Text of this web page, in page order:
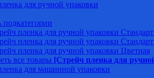
для ручной упаковки
подкатегории
пленка для ручной упаковки
пленка для ручной упаковки
пленка для ручной упаковки Цветная
все товары [Стрейч пленка для
для машинной упаковки